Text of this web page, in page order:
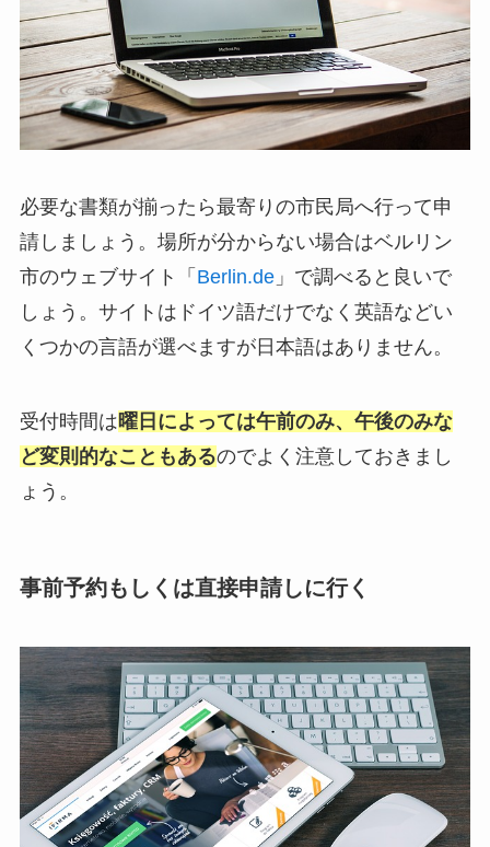
必要な書類が揃ったら最寄りの市民局へ行って申
請しましょう。場所が分からない場合はベルリン
市のウェブサイト「 Berlin.de」で調べると良いで
しょう。サイトはドイツ語だけでなく英語などい
くつかの言語が選べますが日本語はありません。
受付時間は曜日によっては午前のみ、午後のみな
ど変則的なこともあるのでよく注意しておきまし
ょう。
事前予約もしくは直接申請しに行く